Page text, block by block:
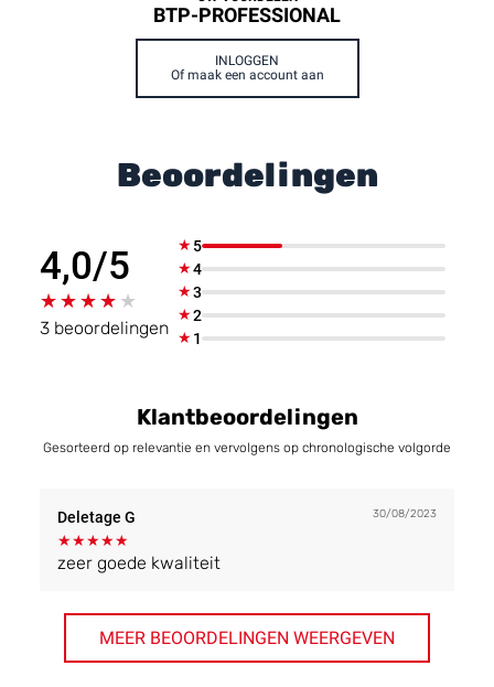
BTP-PROFESSIONAL
INLOGGEN
Of maak een account aan
Beoordelingen
4,0/5
★★★★★
★★★★★
3 beoordelingen
★5
★4
★3
★2
★1
Klantbeoordelingen
Gesorteerd op relevantie en vervolgens op chronologische volgorde
Deletage G 30/08/2023
★★★★★
zeer goede kwaliteit
MEER BEOORDELINGEN WEERGEVEN